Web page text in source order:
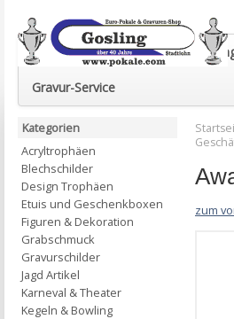
Euro-Pokale & Gravur-Shop
Gravur-Service
zum
Kategorien
Acryltrophäen
Blechschilder
Design Trophäen
Etuis und Geschenkboxen
Figuren & Dekoration
Grabschmuck
Gravurschilder
Jagd Artikel
Karneval & Theater
Kegeln & Bowling